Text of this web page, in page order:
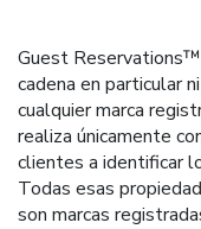
Guest
cadena en particular
cualquier marca
realiza únicamente
clientes a identificar
Todas esas
son marcas